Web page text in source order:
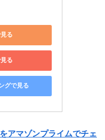
る
る
グで見る
アマゾンプライムでチェ